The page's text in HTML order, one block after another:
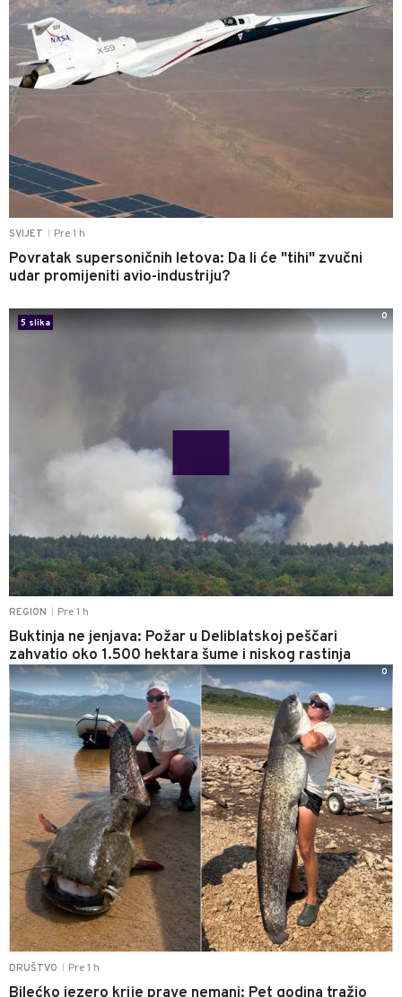
SVIJET Pre 1 h
Povratak supersoničnih letova: Da li će "tihi" zvučni
udar promijeniti avio-industriju?
REGION Pre 1 h
Buktinja ne jenjava: Požar u Deliblatskoj peščari
zahvatio oko 1.500 hektara šume i niskog rastinja
5 slika
0
DRUŠTVO Pre 1 h
0